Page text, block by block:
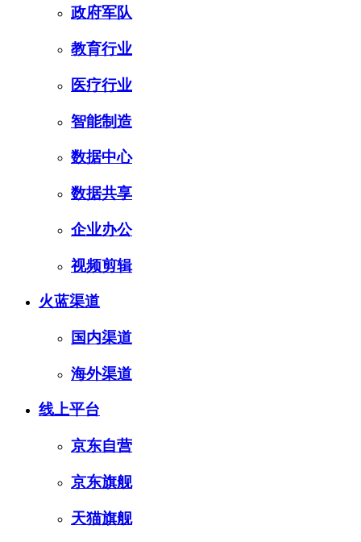
政府军队
教育行业
医疗行业
智能制造
数据中心
数据共享
企业办公
视频剪辑
火蓝渠道
国内渠道
海外渠道
线上平台
京东自营
京东旗舰
天猫旗舰